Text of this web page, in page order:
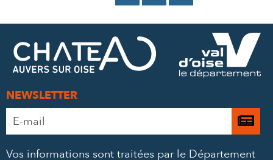
FACEBOOK
MAIL
NEWSLETTER
Adresse
e-
Je
Vos informations sont traitées par le Département